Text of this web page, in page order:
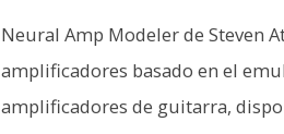
Neural Amp Modeler de Steven
amplificadores basado en el
amplificadores de guitarra,